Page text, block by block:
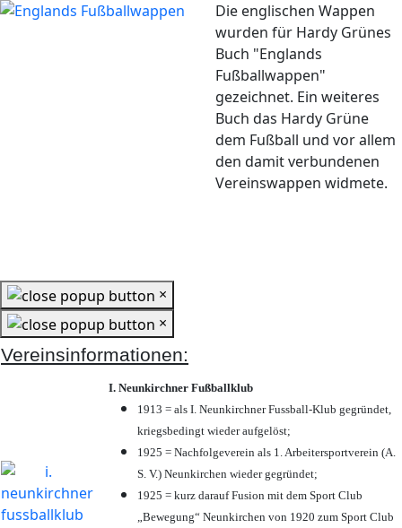
Die englischen Wappen
wurden für Hardy Grünes
Buch "Englands
Fußballwappen"
gezeichnet. Ein weiteres
Buch das Hardy Grüne
dem Fußball und vor allem
den damit verbundenen
Vereinswappen widmete.
×
×
Vereinsinformationen:
I. Neunkirchner Fußballklub
1913 = als I. Neunkirchner Fussball-Klub gegründet,
kriegsbedingt wieder aufgelöst;
1925 = Nachfolgeverein als 1. Arbeitersportverein (A.
S. V.) Neunkirchen wieder gegründet;
1925 = kurz darauf Fusion mit dem Sport Club
„Bewegung“ Neunkirchen von 1920 zum Sport Club